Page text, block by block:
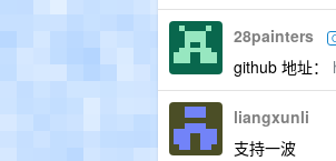
28painters
github 地址：
liangxunli
支持一波